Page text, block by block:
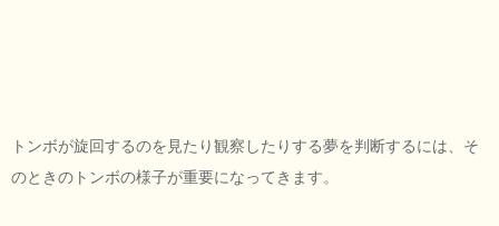
トンボが旋回するのを見たり観察したりする夢を判断するには、そ
のときのトンボの様子が重要になってきます。